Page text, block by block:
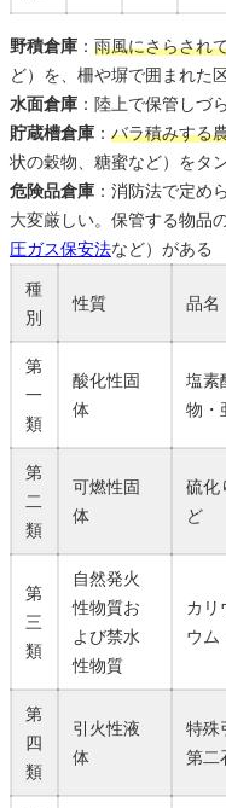
野積倉庫 ： 雨風にさらされ
ど）を、柵や塀で囲まれた
水面倉庫 ：陸上で保管しづ
貯蔵槽倉庫 ： バラ積みする
状の穀物、糖蜜など）をタ
危険品倉庫 ：消防法で定め
大変厳しい。保管する物品
圧ガス保安法など）がある
種
別
性質 品名
第
一
類
酸化性固
体
塩素
物・
第
二
類
可燃性固
体
硫化
ど
第
三
類
自然発火
性物質お
よび禁水
性物質
カリ
ウム
第
四
類
引火性液
体
特殊
第二